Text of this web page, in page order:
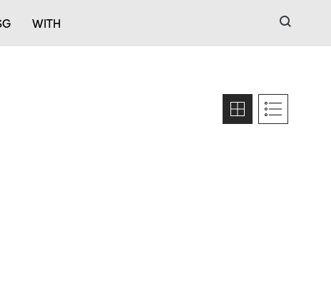
WITH 검색